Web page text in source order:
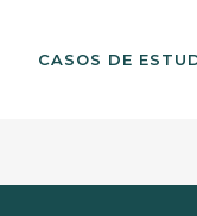
CASOS DE